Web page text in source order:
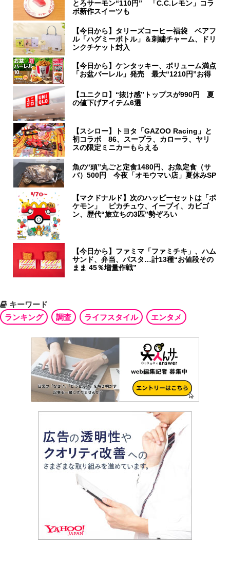
とろサーモン“110円” 「C.C.レモン」コラ
ボ新作スイーツも
【今日から】タリーズコーヒー福袋 ベアフ
ル「ハグミーボトル」＆刺繍チャーム、ドリ
ンクチケット封入
【今日から】ケンタッキー、ボリューム満点
「お盆バーレル」発売 最大“1210円”お得
【ユニクロ】“抜け感”トップスが990円 夏
の値下げアイテム6選
【スシロー】トヨタ「GAZOO Racing」と
初コラボ 86、スープラ、カローラ、ヤリ
スの限定ミニカーもらえる
魚の“頭”丸ごと定食1480円、お魚定食（サ
バ）500円 今夜「オモウマい店」夏休みSP
【マクドナルド】次のハッピーセットは「ポ
ケモン」 ピカチュウ、イーブイ、カビゴ
ン、歴代“旅立ちの3匹”勢ぞろい
【今日から】ファミマ「ファミチキ」、ハム
サンド、弁当、パスタ…計13種“お値段その
まま 45％増量作戦”
キーワード
ランキング
調査 ライフスタイル エンタメ